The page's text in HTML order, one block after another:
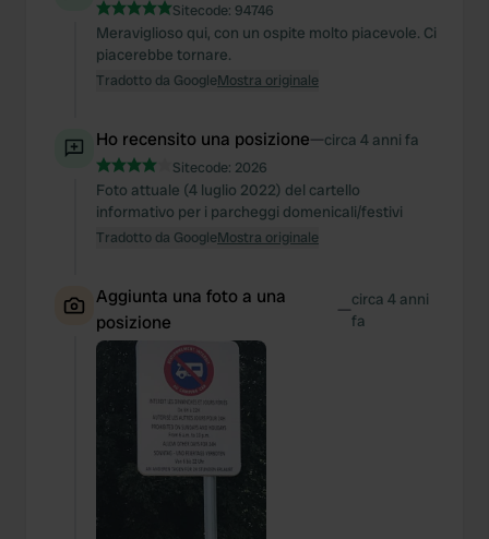
Sitecode: 94746
Meraviglioso qui, con un ospite molto piacevole. Ci
piacerebbe tornare.
Tradotto da GoogleMostra originale
Ho recensito una posizione—circa 4 anni fa
Sitecode: 2026
Foto attuale (4 luglio 2022) del cartello
informativo per i parcheggi domenicali/festivi
Tradotto da GoogleMostra originale
Aggiunta una foto a una
posizione
—circa 4 anni
fa